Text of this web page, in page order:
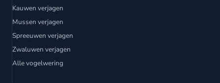
Kauwen verjagen
Mussen verjagen
Spreeuwen verjagen
Zwaluwen verjagen
Alle vogelwering